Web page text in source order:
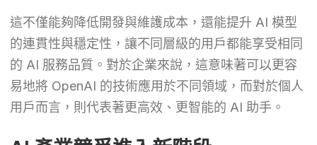
這不僅能夠降低開發與維護成本，還能提升 AI 模型
的連貫性與穩定性，讓不同層級的用戶都能享受相同
的 AI 服務品質。對於企業來說，這意味著可以更容
易地將 OpenAI 的技術應用於不同領域，而對於個人
用戶而言，則代表著更高效、更智能的 AI 助手。